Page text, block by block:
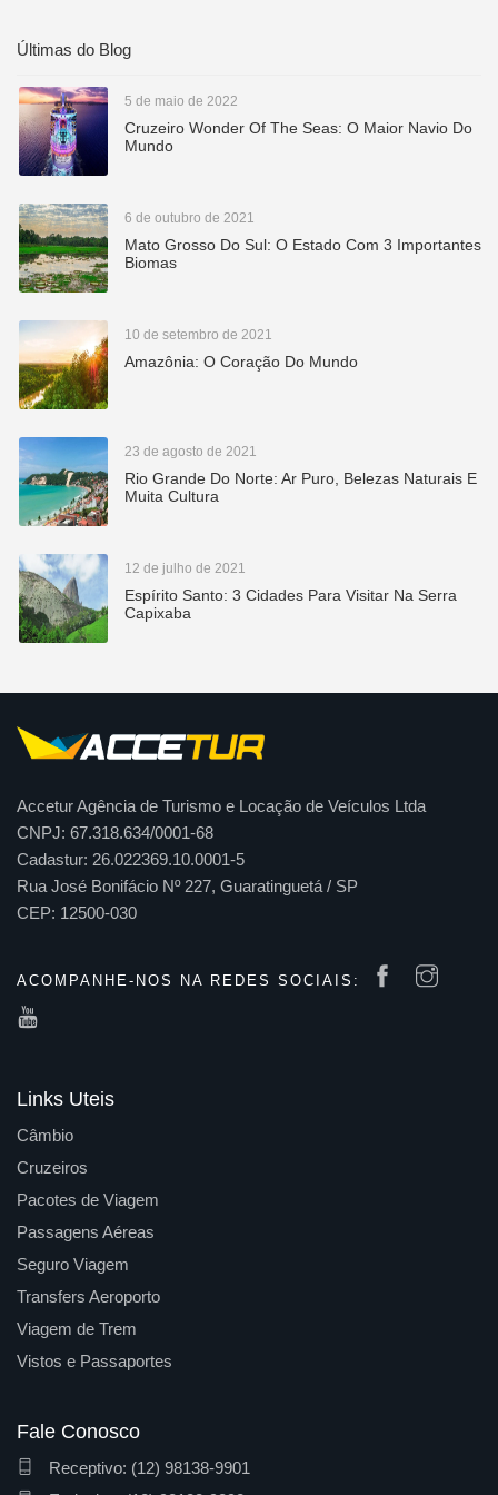
Últimas do Blog
5 de maio de 2022
Cruzeiro Wonder Of The Seas: O Maior Navio Do
Mundo
6 de outubro de 2021
Mato Grosso Do Sul: O Estado Com 3 Importantes
Biomas
10 de setembro de 2021
Amazônia: O Coração Do Mundo
23 de agosto de 2021
Rio Grande Do Norte: Ar Puro, Belezas Naturais E
Muita Cultura
12 de julho de 2021
Espírito Santo: 3 Cidades Para Visitar Na Serra
Capixaba
Accetur Agência de Turismo e Locação de Veículos Ltda
CNPJ: 67.318.634/0001-68
Cadastur: 26.022369.10.0001-5
Rua José Bonifácio Nº 227, Guaratinguetá / SP
CEP: 12500-030
ACOMPANHE-NOS NA REDES SOCIAIS:
Links Uteis
Câmbio
Cruzeiros
Pacotes de Viagem
Passagens Aéreas
Seguro Viagem
Transfers Aeroporto
Viagem de Trem
Vistos e Passaportes
Fale Conosco
Receptivo: (12) 98138-9901